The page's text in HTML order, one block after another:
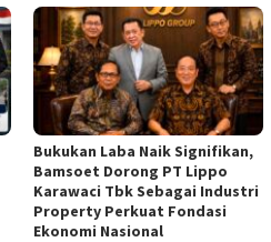
Bukukan Laba Naik Signifikan,
Bamsoet Dorong PT Lippo
Karawaci Tbk Sebagai Industri
Property Perkuat Fondasi
Ekonomi Nasional